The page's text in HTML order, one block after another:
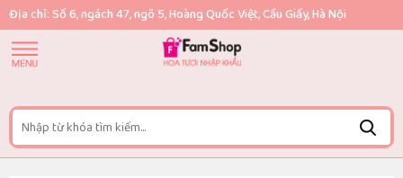
Địa chỉ: Số 6, ngách 47, ngõ 5, Hoàng Quốc Việt, Cầu Giấy, Hà Nội